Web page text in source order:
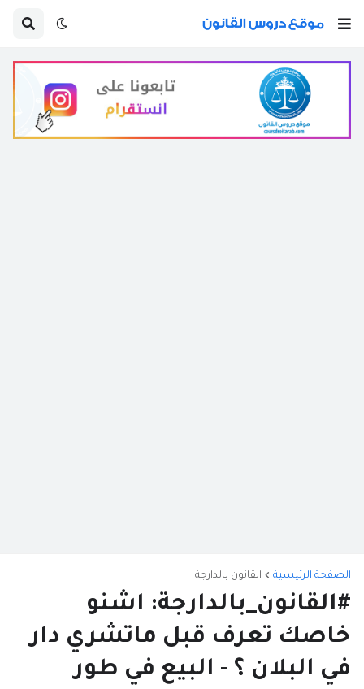
الصفحة الرئيسية القانون بالدارجة
#القانون_بالدارجة: اشنو
خاصك تعرف قبل ماتشري دار
في البلان ؟ - البيع في طور